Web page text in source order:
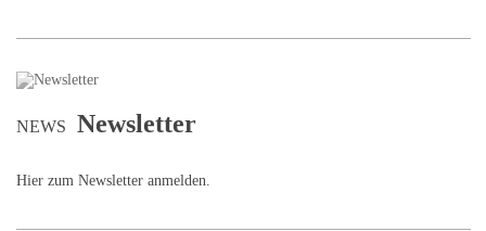
NEWS Newsletter
Hier zum Newsletter anmelden.